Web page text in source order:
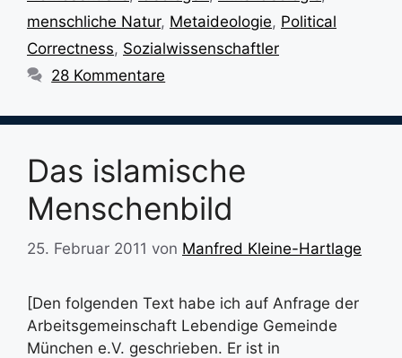
menschliche Natur, Metaideologie, Political
Correctness, Sozialwissenschaftler
28 Kommentare
Das islamische
Menschenbild
25. Februar 2011 von Manfred Kleine-Hartlage
[Den folgenden Text habe ich auf Anfrage der
Arbeitsgemeinschaft Lebendige Gemeinde
München e.V. geschrieben. Er ist in